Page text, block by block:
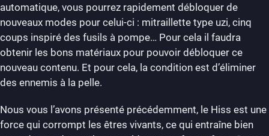
automatique, vous pourrez rapidement débloquer de
nouveaux modes pour celui-ci : mitraillette type uzi, cinq
coups inspiré des fusils à pompe… Pour cela il faudra
obtenir les bons matériaux pour pouvoir débloquer ce
nouveau contenu. Et pour cela, la condition est d’éliminer
des ennemis à la pelle.
Nous vous l’avons présenté précédemment, le Hiss est une
force qui corrompt les êtres vivants, ce qui entraîne bien